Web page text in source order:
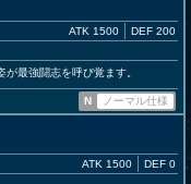
ATK 1500 DEF 200
最強闘志を呼び覚ます。
N ノーマル仕様
ATK 1500 DEF 0